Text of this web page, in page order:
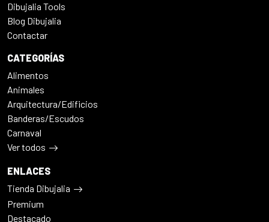
Dibujalia Tools
Blog Dibujalia
Contactar
CATEGORÍAS
Alimentos
Animales
Arquitectura/Edificios
Banderas/Escudos
Carnaval
Ver todos
ENLACES
Tienda Dibujalia
Premium
Destacado